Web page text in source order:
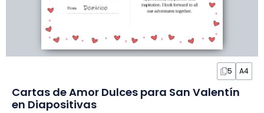
5 A4
Cartas de Amor Dulces para San Valentín
en Diapositivas